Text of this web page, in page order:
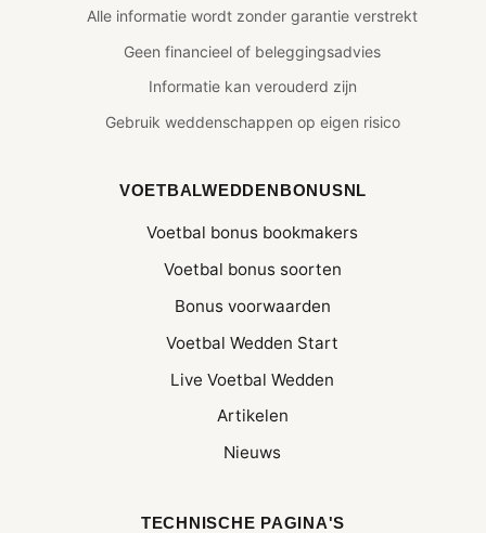
Alle informatie wordt zonder garantie verstrekt
Geen financieel of beleggingsadvies
Informatie kan verouderd zijn
Gebruik weddenschappen op eigen risico
VOETBALWEDDENBONUSNL
Voetbal bonus bookmakers
Voetbal bonus soorten
Bonus voorwaarden
Voetbal Wedden Start
Live Voetbal Wedden
Artikelen
Nieuws
TECHNISCHE PAGINA'S